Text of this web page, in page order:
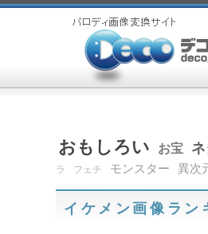
おもしろい お宝 ネ
ラ フェチ モンスター 異次
イケメン画像ラン